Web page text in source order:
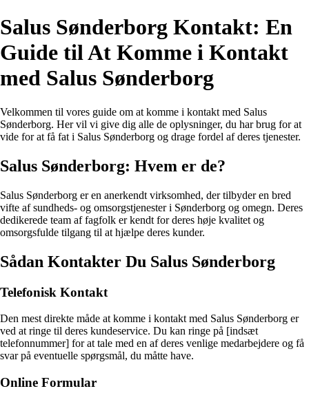
Salus Sønderborg Kontakt: En
Guide til At Komme i Kontakt
med Salus Sønderborg
Velkommen til vores guide om at komme i kontakt med Salus
Sønderborg. Her vil vi give dig alle de oplysninger, du har brug for at
vide for at få fat i Salus Sønderborg og drage fordel af deres tjenester.
Salus Sønderborg: Hvem er de?
Salus Sønderborg er en anerkendt virksomhed, der tilbyder en bred
vifte af sundheds- og omsorgstjenester i Sønderborg og omegn. Deres
dedikerede team af fagfolk er kendt for deres høje kvalitet og
omsorgsfulde tilgang til at hjælpe deres kunder.
Sådan Kontakter Du Salus Sønderborg
Telefonisk Kontakt
Den mest direkte måde at komme i kontakt med Salus Sønderborg er
ved at ringe til deres kundeservice. Du kan ringe på [indsæt
telefonnummer] for at tale med en af deres venlige medarbejdere og få
svar på eventuelle spørgsmål, du måtte have.
Online Formular